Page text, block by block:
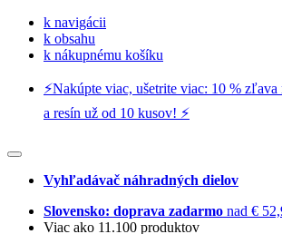
k navigácii
k obsahu
k nákupnému košíku
⚡️Nakúpte viac, ušetrite viac: 10 %
a resín už od 10 kusov! ⚡️
Vyhľadávač náhradných dielov
Slovensko: doprava zadarmo nad €
Viac ako 11.100 produktov